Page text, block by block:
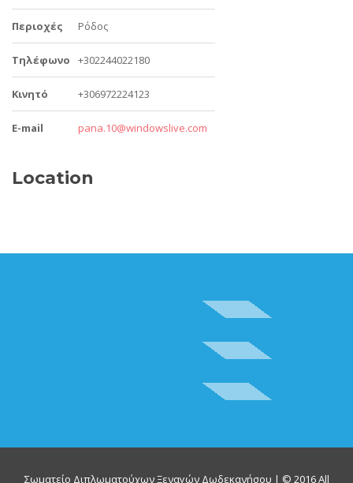
Περιοχές Ρόδος
Τηλέφωνο +302244022180
Κινητό +306972224123
E-mail pana.10@windowslive.com
Location
Σωματείο Διπλωματούχων Ξεναγών Δωδεκανήσου | © 2016 All